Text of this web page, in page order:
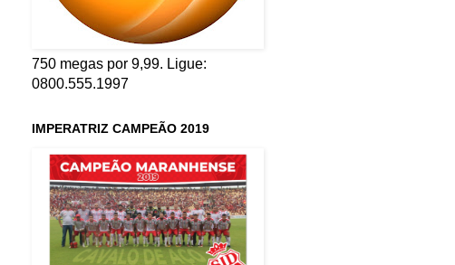
750 megas por 9,99. Ligue:
0800.555.1997
IMPERATRIZ CAMPEÃO 2019